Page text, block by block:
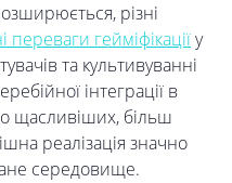
різні
гейміфікаціїу
та культивуванні
інтеграції в
щасливіших, більш
реалізація значно
середовище.